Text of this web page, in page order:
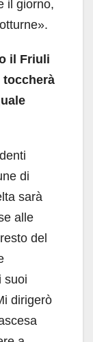
il giorno,
il Friuli
toccherà
di
sarà
alle
del
suoi
dirigerò